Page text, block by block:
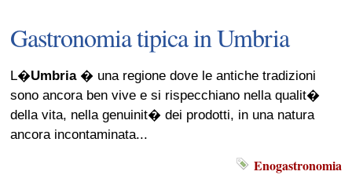
Gastronomia tipica in Umbria
L�Umbria� una regione dove le antiche tradizioni
sono ancora ben vive e si rispecchiano nella qualit�
della vita, nella genuinit� dei prodotti, in una natura
ancora incontaminata...
Enogastronomia